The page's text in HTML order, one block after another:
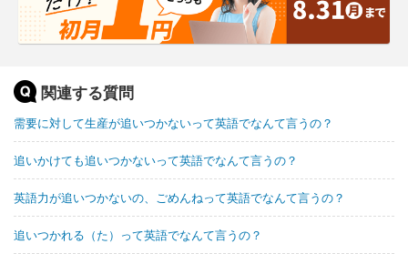
関連する質問
需要に対して生産が追いつかないって英語でなんて言うの？
追いかけても追いつかないって英語でなんて言うの？
英語力が追いつかないの、ごめんねって英語でなんて言うの？
追いつかれる（た）って英語でなんて言うの？